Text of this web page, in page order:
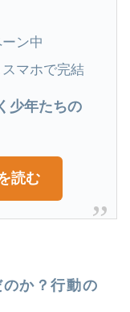
ン中
マホで完結
少年たちの
読む
か？行動の